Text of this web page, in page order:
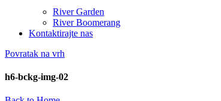
River Garden
River Boomerang
Kontaktirajte nas
Povratak na vrh
h6-bckg-img-02